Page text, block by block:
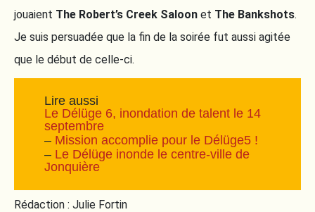
jouaient The Robert’s Creek Saloon et The Bankshots.
Je suis persuadée que la fin de la soirée fut aussi agitée
que le début de celle-ci.
Lire aussi
Le Délüge 6, inondation de talent le 14
septembre
– Mission accomplie pour le Délüge5 !
– Le Délüge inonde le centre-ville de
Jonquière
Rédaction : Julie Fortin